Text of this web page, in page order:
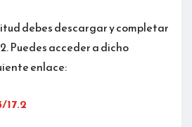
debes descargar y completar
Puedes acceder a dicho
enlace:
17.2